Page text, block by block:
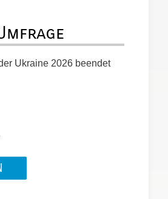
Ukraine 2026 beendet